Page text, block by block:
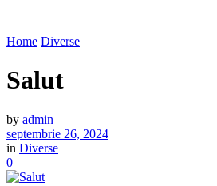
Home Diverse
Salut
by admin
septembrie 26, 2024
in Diverse
0